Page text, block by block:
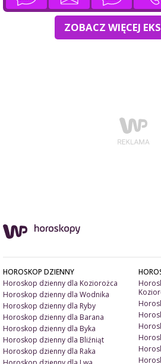
ZOBACZ WIĘCEJ
HOROSKOP DZIENNY
Horoskop dzienny dla Koziorożca
Horoskop dzienny dla Wodnika
Horoskop dzienny dla Ryby
Horoskop dzienny dla Barana
Horoskop dzienny dla Byka
Horoskop dzienny dla Bliźniąt
Horoskop dzienny dla Raka